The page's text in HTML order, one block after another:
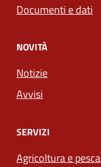
Documenti e dati
NOVITÀ
Notizie
Avvisi
SERVIZI
Agricoltura e pesca